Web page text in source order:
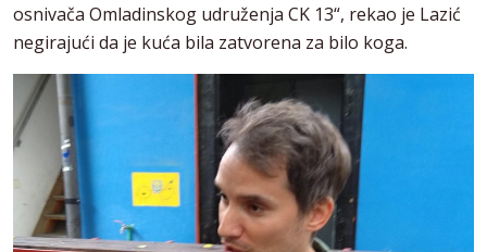
osnivača Omladinskog udruženja CK 13“, rekao je Lazić
negirajući da je kuća bila zatvorena za bilo koga.